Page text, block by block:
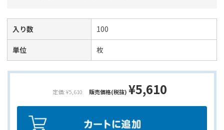
入り数 100
単位 枚
定価: ¥5,610 販売価格(税抜) ¥5,610